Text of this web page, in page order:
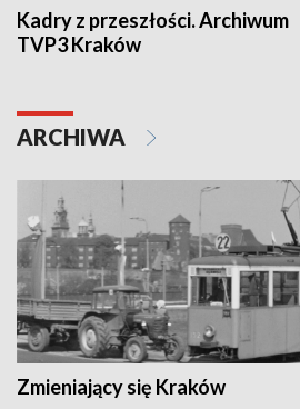
Kadry z przeszłości. Archiwum
TVP3 Kraków
ARCHIWA
Zmieniający się Kraków